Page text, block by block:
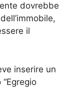
dovrebbe
il
inserire un